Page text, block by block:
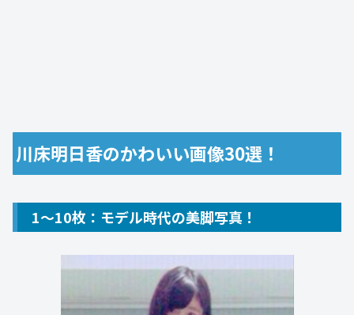
川床明日香のかわいい画像30選！
1～10枚：モデル時代の美脚写真！